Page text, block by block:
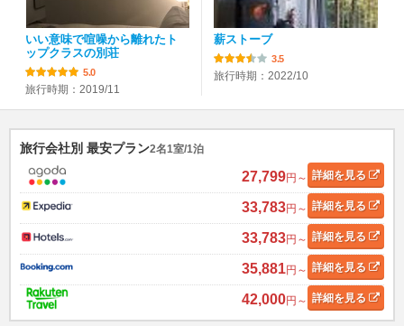
いい意味で喧噪から離れたト
ップクラスの別荘
5.0
旅行時期：2019/11
薪ストーブ
3.5
旅行時期：2022/10
旅行会社別 最安プラン2名1室/1泊
27,799円～ 詳細を見る
33,783円～ 詳細を見る
33,783円～ 詳細を見る
35,881円～ 詳細を見る
42,000円～ 詳細を見る